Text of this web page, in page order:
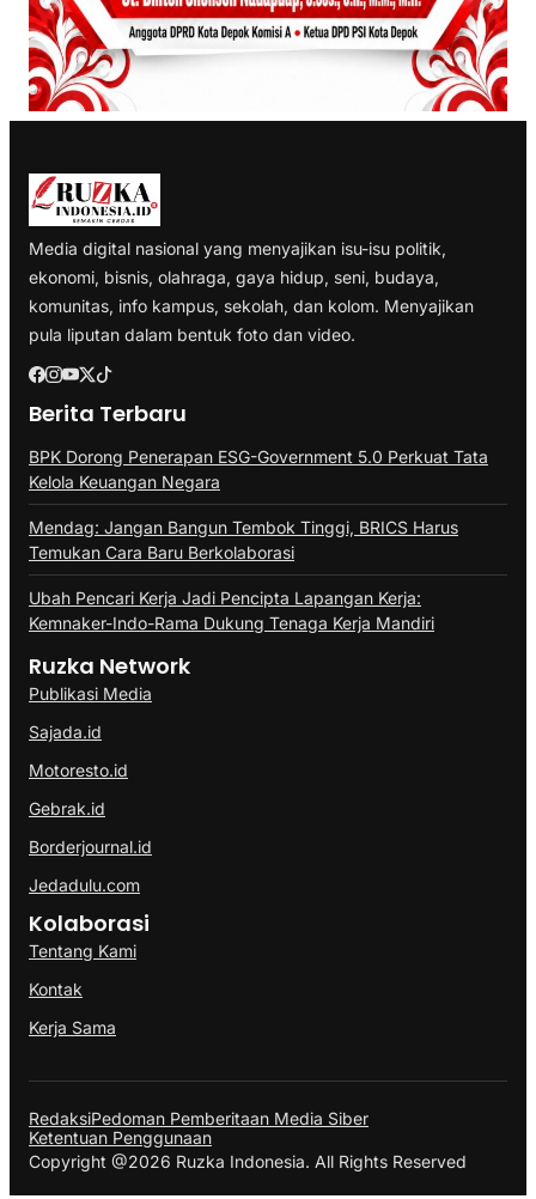
Media digital nasional yang menyajikan isu-isu politik,
ekonomi, bisnis, olahraga, gaya hidup, seni, budaya,
komunitas, info kampus, sekolah, dan kolom. Menyajikan
pula liputan dalam bentuk foto dan video.
Berita Terbaru
BPK Dorong Penerapan ESG-Government 5.0 Perkuat Tata
Kelola Keuangan Negara
Mendag: Jangan Bangun Tembok Tinggi, BRICS Harus
Temukan Cara Baru Berkolaborasi
Ubah Pencari Kerja Jadi Pencipta Lapangan Kerja:
Kemnaker-Indo-Rama Dukung Tenaga Kerja Mandiri
Ruzka Network
Publikasi Media
Sajada.id
Motoresto.id
Gebrak.id
Borderjournal.id
Jedadulu.com
Kolaborasi
Tentang Kami
Kontak
Kerja Sama
RedaksiPedoman Pemberitaan Media Siber
Ketentuan Penggunaan
Copyright @2026 Ruzka Indonesia. All Rights Reserved